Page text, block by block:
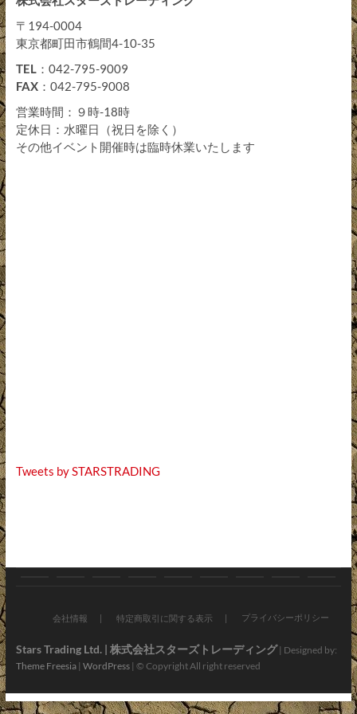
〒194-0004
東京都町田市鶴間4-10-35
TEL：042-795-9009
FAX：042-795-9008
営業時間：９時-18時
定休日：水曜日（祝日を除く）
その他イベント開催時は臨時休業いたします
Tweets by STARSTRADING
ら
せ
ロ
グ
イ
ク
パ
ー
ン
ラ
イ
ン
車・
中
古
車
す
す
め
車
社
情
報
プ
リ・
問
い
わ
会社情報 特定商取引に関する表示 プライバシーポリシー
Stars Trading Ltd. | 株式会社スターズトレーディング| Designed by:
Theme Freesia| WordPress| © Copyright All right reserved